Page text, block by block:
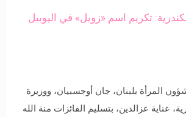
تكريم اسم «زويل» في اليوبيل
المرأة بلبنان، جان أوجسبيان، ووزيرة
عناية عزالدين، بتسليم الفائزات منة الله